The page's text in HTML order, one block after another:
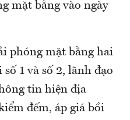
mặt bằng vào ngày
phóng mặt bằng hai
1 và số 2, lãnh đạo
tin hiện địa
đếm, áp giá bồi